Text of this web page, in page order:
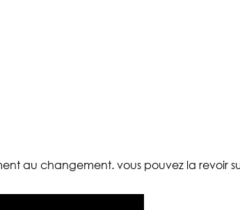
au changement. vous pouvez la revoir